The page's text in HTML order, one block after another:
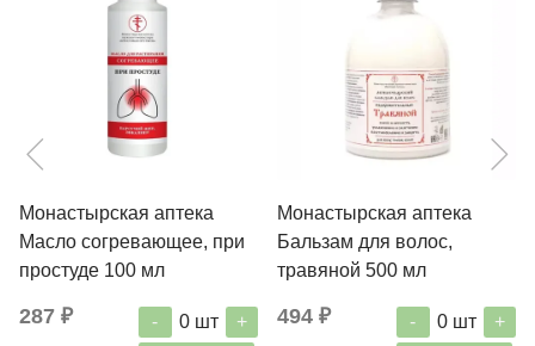
Монастырская аптека
Масло согревающее, при
простуде 100 мл
287 ₽ - 0 шт +
Монастырская аптека
Бальзам для волос,
травяной 500 мл
494 ₽ - 0 шт +